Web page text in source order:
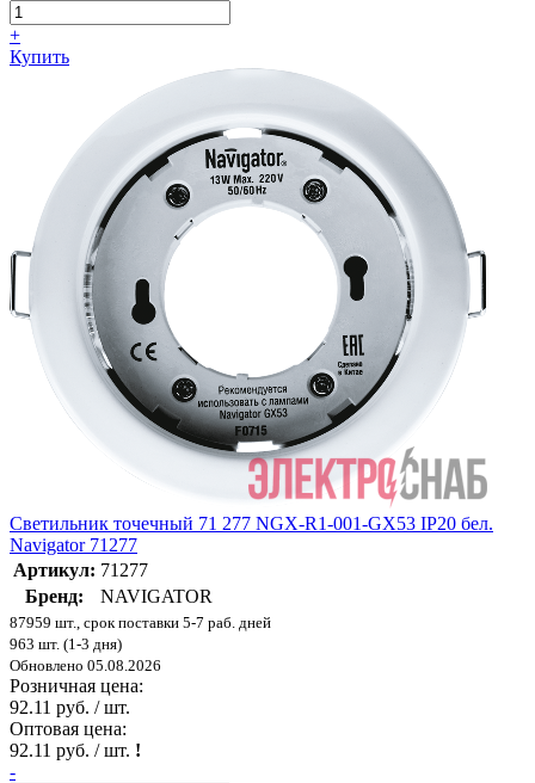
+
Купить
Светильник точечный 71 277 NGX-R1-001-GX53 IP20 бел.
Navigator 71277
Артикул: 71277
Бренд:
NAVIGATOR
87959 шт., срок поставки 5-7 раб. дней
963 шт. (1-3 дня)
Обновлено 05.08.2026
Розничная цена:
92.11 руб. / шт.
Оптовая цена:
92.11 руб. / шт. !
-